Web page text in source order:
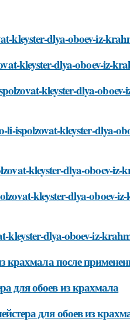
kleyster-dlya-oboev-iz-
kleyster-dlya-oboev-iz-
kleyster-dlya-
ispolzovat-kleyster-dlya-
kleyster-dlya-oboev-
kleyster-dlya-oboev-
kleyster-dlya-oboev-iz-
крахмала после
для обоев из крахмала
для обоев из